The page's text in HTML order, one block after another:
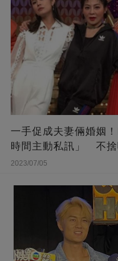
一手促成夫妻倆婚姻
時間主動私訊」 不捨
開
2023/07/05